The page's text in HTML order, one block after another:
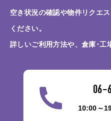
空き状況の確認や物件リクエ
ください。
詳しいご利用方法や、倉庫･工
06-
10:00～